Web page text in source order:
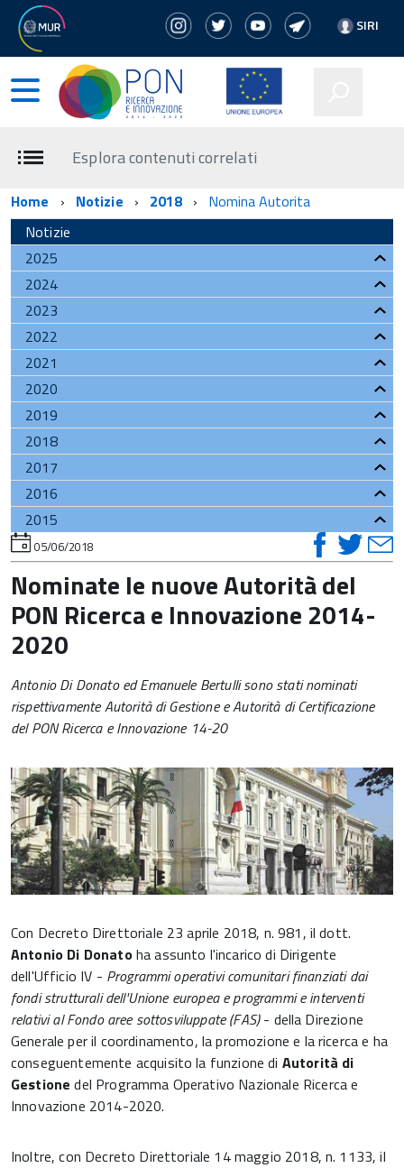
SIRI
Esplora contenuti correlati
Home Notizie 2018
Nomina Autorita
Notizie
2025
2024
2023
2022
2021
2020
2019
2018
2017
2016
2015
torna
all'inizio
del
contenuto
05/06/2018
susu
Nominate le nuove Autorità del
PON Ricerca e Innovazione 2014-
2020
Antonio Di Donato ed Emanuele Bertulli sono stati nominati
rispettivamente Autorità di Gestione e Autorità di Certificazione
del PON Ricerca e Innovazione 14-20
Con Decreto Direttoriale 23 aprile 2018, n. 981, il dott.
Antonio Di Donatoha assunto l'incarico di Dirigente
dell'Ufficio IV - Programmi operativi comunitari finanziati dai
fondi strutturali dell'Unione europea e programmi e interventi
relativi al Fondo aree sottosviluppate (FAS)- della Direzione
Generale per il coordinamento, la promozione e la ricerca e ha
conseguentemente acquisito la funzione di Autorità di
Gestione del Programma Operativo Nazionale Ricerca e
Innovazione 2014-2020.
Inoltre, con Decreto Direttoriale 14 maggio 2018, n. 1133, il